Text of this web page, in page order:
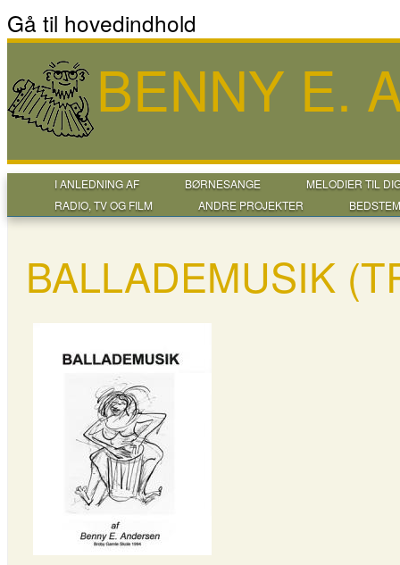
Gå til hovedindhold
BENNY E.
I ANLEDNING AF BØRNESANGE
MELODIER TIL
RADIO, TV OG FILM
ANDRE PROJEKTER
BALLADEMUSIK